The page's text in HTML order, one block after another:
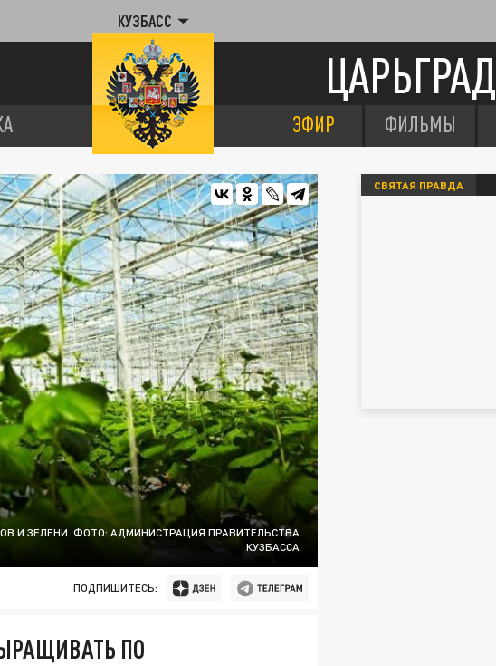
КУЗБАСС
ЦАРЬГРАД
ЭФИР ФИЛЬМЫ
И ЗЕЛЕНИ. ФОТО: АДМИНИСТРАЦИЯ ПРАВИТЕЛЬСТВА
КУЗБАССА
ПОДПИШИТЕСЬ:
ПО
СВЯТАЯ ПРАВДА